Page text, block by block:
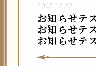
2025.12.22
お知らせテ
お知らせテ
お知らせテ